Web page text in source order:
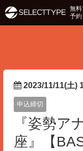
2023/11/11(土)
申込締切
『姿勢ア
座』【
無料
予